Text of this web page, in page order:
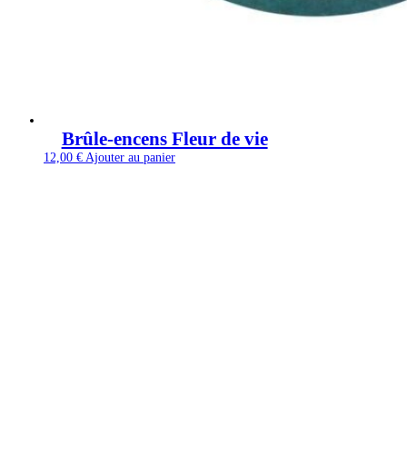
Brûle-encens Fleur de vie
12,00 € Ajouter au panier